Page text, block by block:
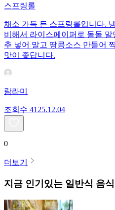
스프링롤
채소 가득 든 스프링롤입니다.
비해서 라이스페이퍼로 돌돌
추 넣어 말고 땅콩소스 만들어
맛이 좋답니다.
람라미
조회수 41 25.12.04
0
더보기
지금 인기있는 일반식 음